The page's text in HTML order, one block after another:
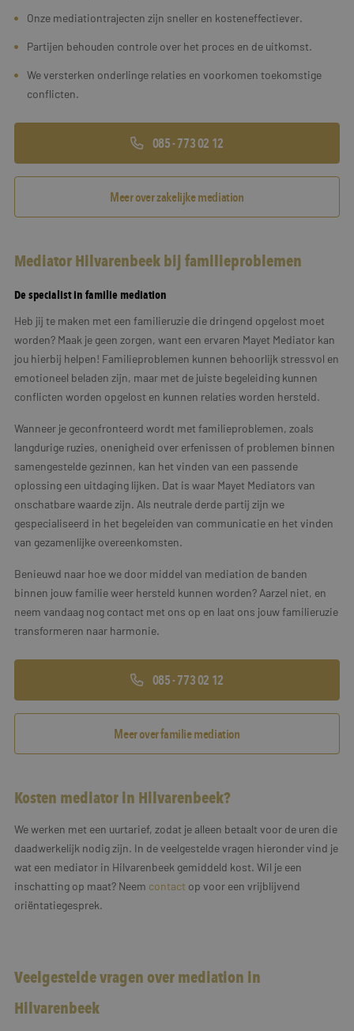
Onze mediationtrajecten zijn sneller en kosteneffectiever.
Partijen behouden controle over het proces en de uitkomst.
We versterken onderlinge relaties en voorkomen toekomstige
conflicten.
085 - 773 02 12
Meer over zakelijke mediation
Mediator Hilvarenbeek bij familieproblemen
De specialist in familie mediation
Heb jij te maken met een familieruzie die dringend opgelost moet
worden? Maak je geen zorgen, want een ervaren Mayet Mediator kan
jou hierbij helpen! Familieproblemen kunnen behoorlijk stressvol en
emotioneel beladen zijn, maar met de juiste begeleiding kunnen
conflicten worden opgelost en kunnen relaties worden hersteld.
Wanneer je geconfronteerd wordt met familieproblemen, zoals
langdurige ruzies, onenigheid over erfenissen of problemen binnen
samengestelde gezinnen, kan het vinden van een passende
oplossing een uitdaging lijken. Dat is waar Mayet Mediators van
onschatbare waarde zijn. Als neutrale derde partij zijn we
gespecialiseerd in het begeleiden van communicatie en het vinden
van gezamenlijke overeenkomsten.
Benieuwd naar hoe we door middel van mediation de banden
binnen jouw familie weer hersteld kunnen worden? Aarzel niet, en
neem vandaag nog contact met ons op en laat ons jouw familieruzie
transformeren naar harmonie.
085 - 773 02 12
Meer over familie mediation
Kosten mediator in Hilvarenbeek?
We werken met een uurtarief, zodat je alleen betaalt voor de uren die
daadwerkelijk nodig zijn. In de veelgestelde vragen hieronder vind je
wat een mediator in Hilvarenbeek gemiddeld kost. Wil je een
inschatting op maat? Neem contact op voor een vrijblijvend
oriëntatiegesprek.
Veelgestelde vragen over mediation in
Hilvarenbeek